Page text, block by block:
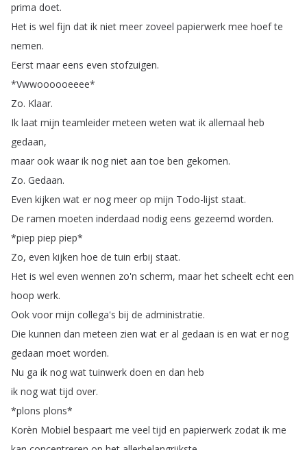
prima doet.
Het is wel fijn dat ik niet meer zoveel papierwerk mee hoef te
nemen.
Eerst maar eens even stofzuigen.
*Vwwoooooeeee*
Zo. Klaar.
Ik laat mijn teamleider meteen weten wat ik allemaal heb
gedaan,
maar ook waar ik nog niet aan toe ben gekomen.
Zo. Gedaan.
Even kijken wat er nog meer op mijn Todo-lijst staat.
De ramen moeten inderdaad nodig eens gezeemd worden.
*piep piep piep*
Zo, even kijken hoe de tuin erbij staat.
Het is wel even wennen zo'n scherm, maar het scheelt echt een
hoop werk.
Ook voor mijn collega's bij de administratie.
Die kunnen dan meteen zien wat er al gedaan is en wat er nog
gedaan moet worden.
Nu ga ik nog wat tuinwerk doen en dan heb
ik nog wat tijd over.
*plons plons*
Korèn Mobiel bespaart me veel tijd en papierwerk zodat ik me